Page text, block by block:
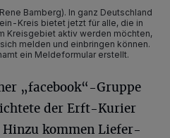
Bamberg). In ganz Deutschland
Kreis bietet jetzt für alle, die in
Kreisgebiet aktiv werden möchten,
melden und einbringen können.
ein Meldeformular erstellt.
„facebook“-Gruppe
der Erft-Kurier
kommen Liefer-